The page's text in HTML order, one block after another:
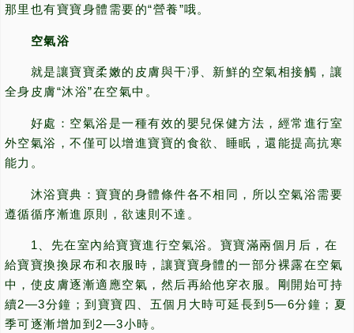
那里也有寶寶身體需要的“營養”哦。
空氣浴
就是讓寶寶柔嫩的皮膚與干凈、新鮮的空氣相接觸，讓
全身皮膚“沐浴”在空氣中。
好處：空氣浴是一種有效的嬰兒保健方法，經常進行室
外空氣浴，不僅可以增進寶寶的食欲、睡眠，還能提高抗寒
能力。
沐浴寶典：寶寶的身體條件各不相同，所以空氣浴需要
遵循循序漸進原則，欲速則不達。
1、先在室內給寶寶進行空氣浴。寶寶滿兩個月后，在
給寶寶換換尿布和衣服時，讓寶寶身體的一部分裸露在空氣
中，使皮膚逐漸適應空氣，然后再給他穿衣服。剛開始可持
續2—3分鐘；到寶寶四、五個月大時可延長到5—6分鐘；夏
季可逐漸增加到2—3小時。